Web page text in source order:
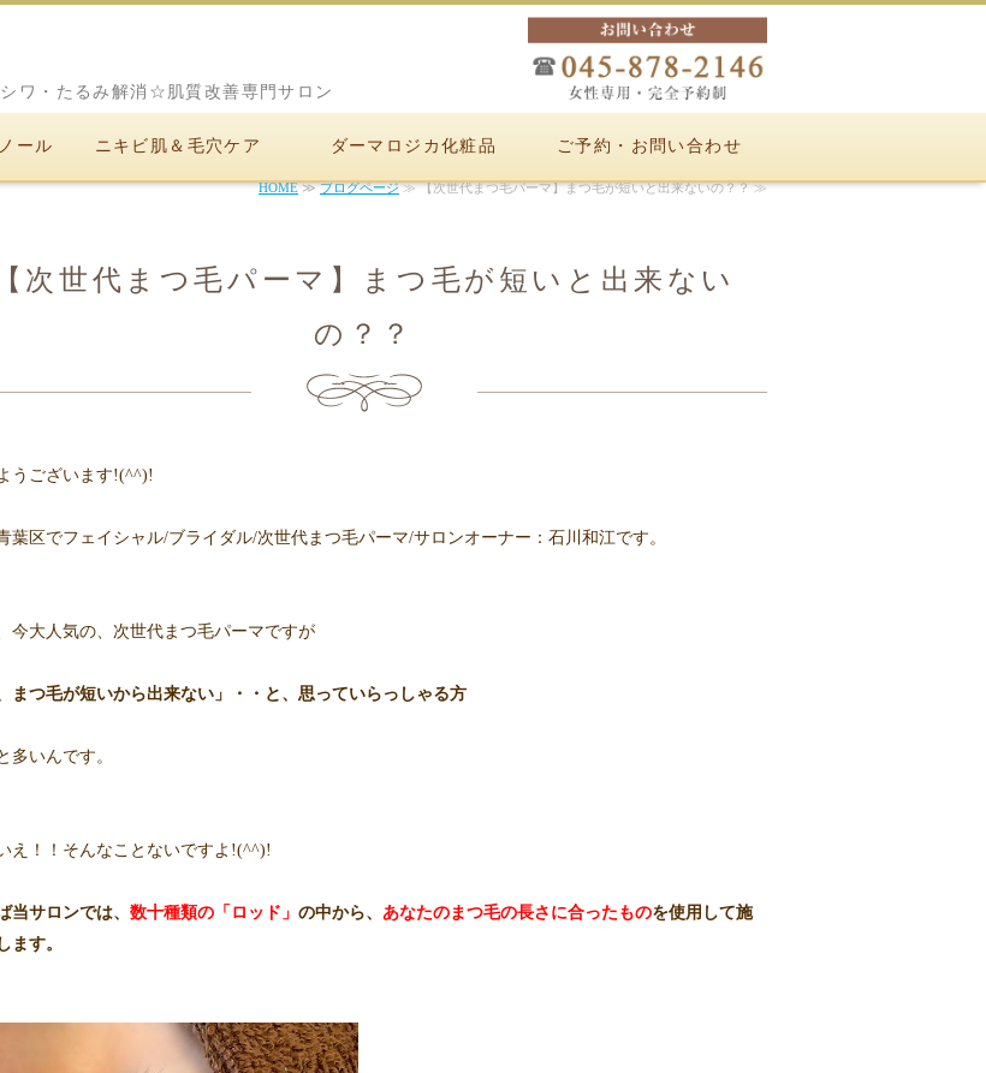
ワ・たるみ解消☆肌質改善専門サロン
ール ニキビ肌＆毛穴ケア ダーマロジカ化粧品 ご予約・お問い合わせ
HOME≫ブログページ≫ 【次世代まつ毛パーマ】まつ毛が短いと出来ないの？？ ≫
【次世代まつ毛パーマ】まつ毛が短いと出来ない
の？？
うございます!(^^)!
葉区でフェイシャル/ブライダル/次世代まつ毛パーマ/サロンオーナー：石川和江です。
今大人気の、次世代まつ毛パーマですが
、まつ毛が短いから出来ない」・・と、思っていらっしゃる方
多いんです。
え！！そんなことないですよ!(^^)!
当サロンでは、 数十種類の「ロッド」 の中から、 あなたのまつ毛の長さに合ったものを使用して施
ます。